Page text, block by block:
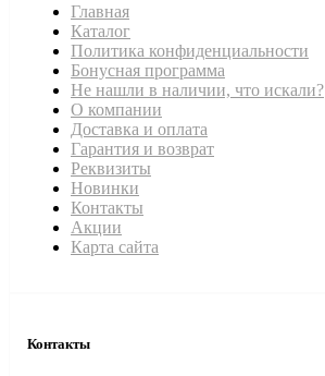
Главная
Каталог
Политика конфиденциальности
Бонусная программа
Не нашли в наличии, что искали?
О компании
Доставка и оплата
Гарантия и возврат
Реквизиты
Новинки
Контакты
Акции
Карта сайта
Контакты